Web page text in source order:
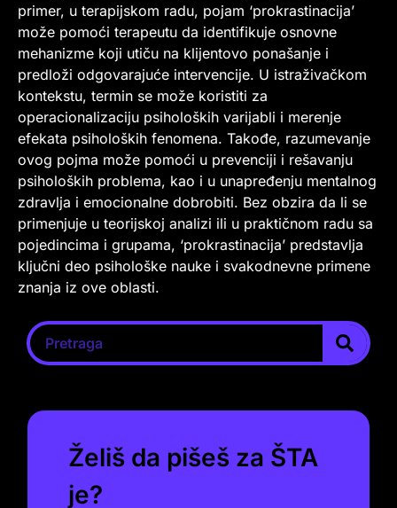
primer, u terapijskom radu, pojam ‘prokrastinacija’
može pomoći terapeutu da identifikuje osnovne
mehanizme koji utiču na klijentovo ponašanje i
predloži odgovarajuće intervencije. U istraživačkom
kontekstu, termin se može koristiti za
operacionalizaciju psiholoških varijabli i merenje
efekata psiholoških fenomena. Takođe, razumevanje
ovog pojma može pomoći u prevenciji i rešavanju
psiholoških problema, kao i u unapređenju mentalnog
zdravlja i emocionalne dobrobiti. Bez obzira da li se
primenjuje u teorijskoj analizi ili u praktičnom radu sa
pojedincima i grupama, ‘prokrastinacija’ predstavlja
ključni deo psihološke nauke i svakodnevne primene
znanja iz ove oblasti.
Želiš da pišeš za ŠTA
je?